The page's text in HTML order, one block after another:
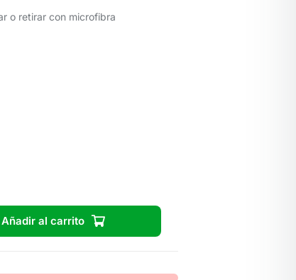
o retirar con microfibra
Añadir al carrito